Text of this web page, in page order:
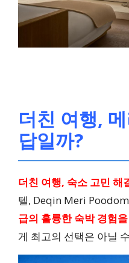
더친 여행,
답일까?
더친 여행, 숙소 고민 해
텔, Deqin Meri
급의 훌륭한 숙박 경험을
게 최고의 선택은 아닐